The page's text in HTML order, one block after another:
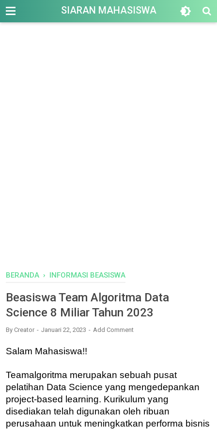
--> SIARAN MAHASISWA
BERANDA › INFORMASI BEASISWA
Beasiswa Team Algoritma Data
Science 8 Miliar Tahun 2023
By Creator Januari 22, 2023 Add Comment
Salam Mahasiswa!!
Teamalgoritma merupakan sebuah pusat
pelatihan Data Science yang mengedepankan
project-based learning. Kurikulum yang
disediakan telah digunakan oleh ribuan
perusahaan untuk meningkatkan performa bisnis